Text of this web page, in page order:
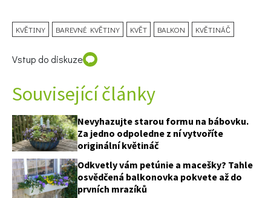
KVĚTINY BAREVNÉ KVĚTINY KVĚT BALKON KVĚTINÁČ
Vstup do diskuze
Související články
Nevyhazujte starou formu na bábovku.
Za jedno odpoledne z ní vytvoříte
originální květináč
Odkvetly vám petúnie a macešky? Tahle
osvědčená balkonovka pokvete až do
prvních mrazíků